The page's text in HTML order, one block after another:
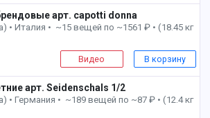
арт. capotti donna
• Италия • ~15 вещей по ~1561 ₽ • (18.45 кг
Видео В корзину
арт. Seidenschals 1/2
• Германия • ~189 вещей по ~87 ₽ • (12.4 кг